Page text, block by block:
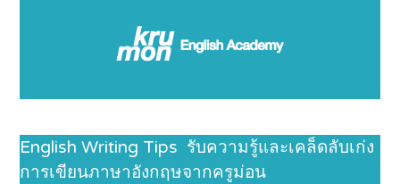
English Writing Tips รับความรู้และเคล็ดลับเก่ง
การเขียนภาษาอังกฤษจากครูม่อน